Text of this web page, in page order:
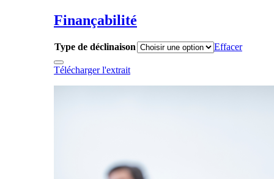
Finançabilité
Type de déclinaison Effacer
Télécharger l'extrait